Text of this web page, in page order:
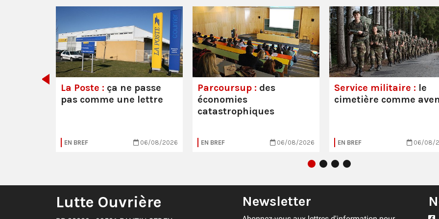
La Poste : ça ne passe
pas comme une lettre
EN BREF 06/08/2026
Parcoursup : des
économies
catastrophiques
EN BREF 06/08/2026
Service militaire : le
cimetière comme
EN BREF 06/08/
Lutte Ouvrière Newsletter